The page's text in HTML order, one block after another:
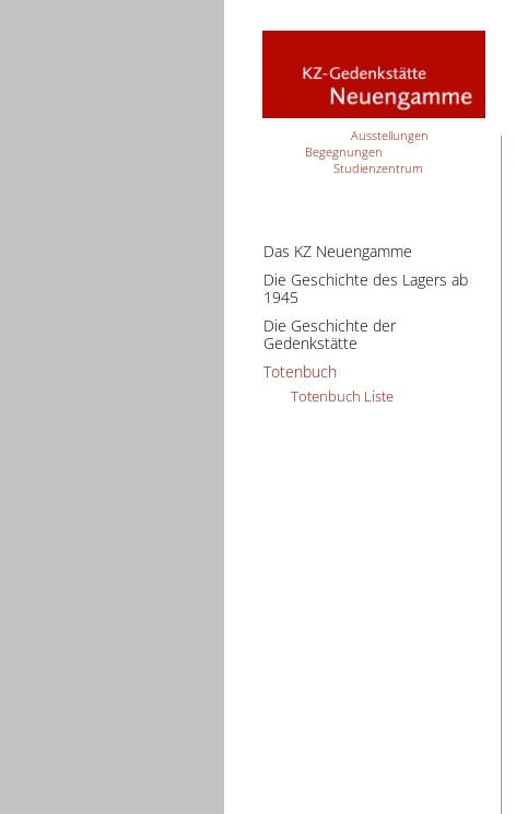
Ausstellungen
Begegnungen
Studienzentrum
Das KZ Neuengamme
Die Geschichte des Lagers ab
1945
Die Geschichte der
Gedenkstätte
Totenbuch
Totenbuch Liste